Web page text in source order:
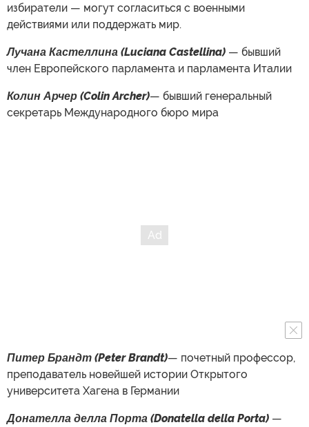
избиратели — могут согласиться с военными
действиями или поддержать мир.
Лучана Кастеллина (Luciana Castellina) — бывший
член Европейского парламента и парламента Италии
Колин Арчер (Colin Archer)— бывший генеральный
секретарь Международного бюро мира
Питер Брандт (Peter Brandt)— почетный профессор,
преподаватель новейшей истории Открытого
университета Хагена в Германии
Донателла делла Порта (Donatella della Porta) —